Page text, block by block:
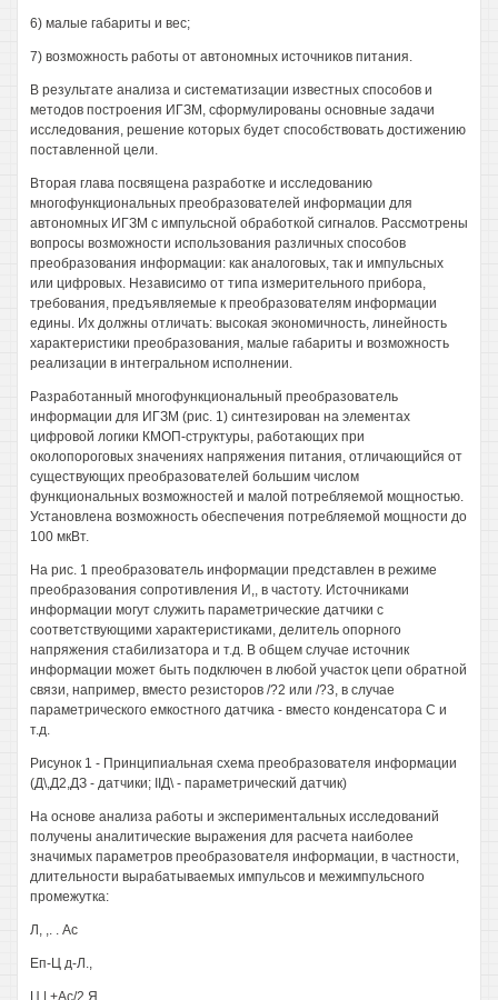
6) малые габариты и вес;
7) возможность работы от автономных источников питания.
В результате анализа и систематизации известных способов и
методов построения ИГЗМ, сформулированы основные задачи
исследования, решение которых будет способствовать достижению
поставленной цели.
Вторая глава посвящена разработке и исследованию
многофункциональных преобразователей информации для
автономных ИГЗМ с импульсной обработкой сигналов. Рассмотрены
вопросы возможности использования различных способов
преобразования информации: как аналоговых, так и импульсных
или цифровых. Независимо от типа измерительного прибора,
требования, предъявляемые к преобразователям информации
едины. Их должны отличать: высокая экономичность, линейность
характеристики преобразования, малые габариты и возможность
реализации в интегральном исполнении.
Разработанный многофункциональный преобразователь
информации для ИГЗМ (рис. 1) синтезирован на элементах
цифровой логики КМОП-структуры, работающих при
околопороговых значениях напряжения питания, отличающийся от
существующих преобразователей большим числом
функциональных возможностей и малой потребляемой мощностью.
Установлена возможность обеспечения потребляемой мощности до
100 мкВт.
На рис. 1 преобразователь информации представлен в режиме
преобразования сопротивления И,, в частоту. Источниками
информации могут служить параметрические датчики с
соответствующими характеристиками, делитель опорного
напряжения стабилизатора и т.д. В общем случае источник
информации может быть подключен в любой участок цепи обратной
связи, например, вместо резисторов /?2 или /?3, в случае
параметрического емкостного датчика - вместо конденсатора С и
т.д.
Рисунок 1 - Принципиальная схема преобразователя информации
(Д\,Д2,ДЗ - датчики; IIД\ - параметрический датчик)
На основе анализа работы и экспериментальных исследований
получены аналитические выражения для расчета наиболее
значимых параметров преобразователя информации, в частности,
длительности вырабатываемых импульсов и межимпульсного
промежутка:
Л, ,. . Ас
Еп-Ц д-Л.,
Ц | +Ас/2 Я,